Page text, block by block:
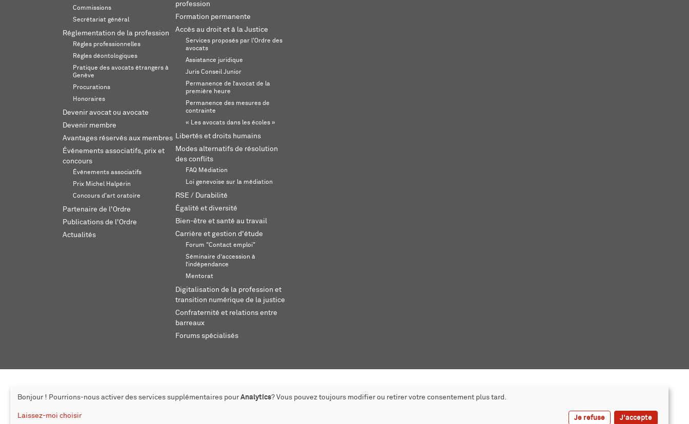
Commissions
Secrétariat général
Réglementation de la profession
Règles professionnelles
Règles déontologiques
Pratique des avocats étrangers à
Genève
Procurations
Honoraires
Devenir avocat ou avocate
Devenir membre
Avantages réservés aux membres
Événements associatifs, prix et
concours
Événements associatifs
Prix Michel Halpérin
Concours d'art oratoire
Partenaire de l'Ordre
Publications de l'Ordre
Actualités
profession
Formation permanente
Accès au droit et à la Justice
Services proposés par l'Ordre des
avocats
Assistance juridique
Juris Conseil Junior
Permanence de l’avocat de la
première heure
Permanence des mesures de
contrainte
« Les avocats dans les écoles »
Libertés et droits humains
Modes alternatifs de résolution
des conflits
FAQ Médiation
Loi genevoise sur la médiation
RSE / Durabilité
Égalité et diversité
Bien-être et santé au travail
Carrière et gestion d'étude
Forum "Contact emploi"
Séminaire d’accession à
l’indépendance
Mentorat
Digitalisation de la profession et
transition numérique de la justice
Confraternité et relations entre
barreaux
Forums spécialisés
Bonjour ! Pourrions-nous activer des services supplémentaires pour Analytics? Vous pouvez toujours modifier ou retirer votre consentement plus tard.
Laissez-moi choisir Je refuse J'accepte